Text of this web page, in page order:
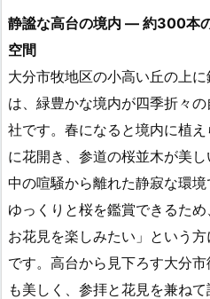
静謐な高台の境内 ― 約300本
空間
大分市牧地区の小高い丘の上
は、緑豊かな境内が四季折々
社です。春になると境内に植え
に花開き、参道の桜並木が美
中の喧騒から離れた静寂な環
ゆっくりと桜を鑑賞できるた
お花見を楽しみたい」という
です。高台から見下ろす大分
も美しく、参拝と花見を兼ね